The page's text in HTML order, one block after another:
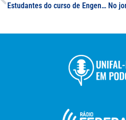
Estudantes do curso de Engenharia Civil trocam experiências sobre inovações na área durante visita à Feira do Setor de Construção Civil e Arquitetura da América Latina realizada em São Paulo